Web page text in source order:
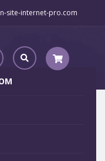
site-internet-pro.com